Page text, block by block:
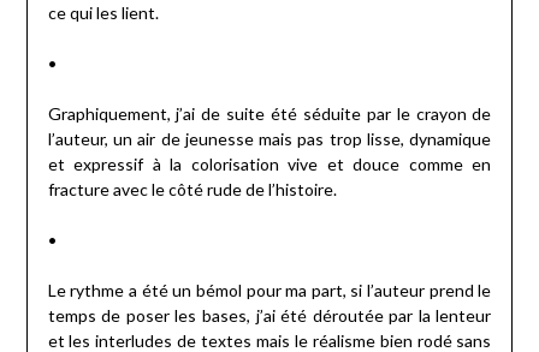
ce qui les lient.
•
Graphiquement, j’ai de suite été séduite par le crayon de
l’auteur, un air de jeunesse mais pas trop lisse, dynamique
et expressif à la colorisation vive et douce comme en
fracture avec le côté rude de l’histoire.
•
Le rythme a été un bémol pour ma part, si l’auteur prend le
temps de poser les bases, j’ai été déroutée par la lenteur
et les interludes de textes mais le réalisme bien rodé sans